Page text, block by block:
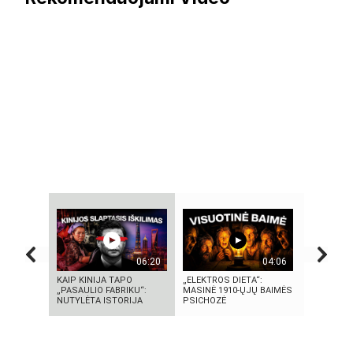
06:20
KAIP KINIJA TAPO
„PASAULIO FABRIKU“:
NUTYLĖTA ISTORIJA
04:06
„ELEKTROS DIETA“:
MASINĖ 1910-ŲJŲ BAIMĖS
PSICHOZĖ